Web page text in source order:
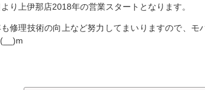
り上伊那店2018年の営業スタートとなります。
修理技術の向上など努力してまいりますので、モ